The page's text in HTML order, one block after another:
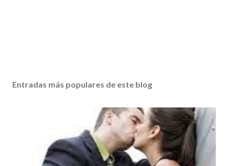
Entradas más populares de este blog